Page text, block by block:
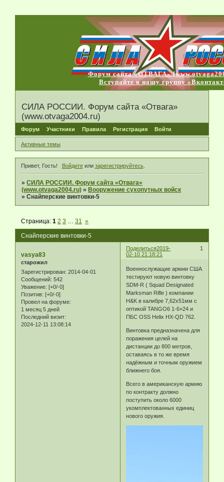
Форум сайта «ОТВАГА»
Вступайте в нашу группу
СИЛА РОССИИ. Форум сайта «Отвага»
(www.otvaga2004.ru)
Форум Участники Правила Регистрация Войти
Активные темы
Привет, Гость! Войдитеили зарегистрируйтесь.
»СИЛА РОССИИ. Форум сайта «Отвага»
(www.otvaga2004.ru) » Вооружение сухопутных войск
»Снайперские винтовки-5
Снайперские винтовки-5
Страница:1 2 3 31 »
Поделиться 1
2019-
02-10 21:18:21
vasya83
старожил
Зарегистрирован: 2014-04-01
Сообщений: 542
Уважение: [+0/-0]
Позитив: [+0/-0]
Провел на форуме:
1 месяц 5 дней
Последний визит:
2024-12-11 13:08:14
Военнослужащие армии США
тестируют новую винтовку
SDM-R ( Squad Designated
Marksman Rifle ) компании
H&K в калибре 7,62x51мм с
оптикой TANGO6 1-6×24 и
ПБС OSS Helix HX-QD 762.
Винтовка предназначена для
поражения целей на
дистанции до 800 метров,
оставаясь в то же время
надёжным и точным оружием
ближнего боя.
Всего в американскую армию
по контракту должно
поступить около 6000
укомплектованных единиц
нового оружия.